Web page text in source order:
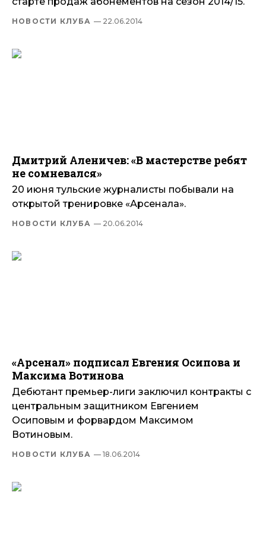
НОВОСТИ КЛУБА — 22.06.2014
Дмитрий Аленичев: «В мастерстве ребят
не сомневался»
20 июня тульские журналисты побывали на
открытой тренировке «Арсенала».
НОВОСТИ КЛУБА — 20.06.2014
«Арсенал» подписал Евгения Осипова и
Максима Вотинова
Дебютант премьер-лиги заключил контракты с
центральным защитником Евгением
Осиповым и форвардом Максимом
Вотиновым.
НОВОСТИ КЛУБА — 18.06.2014